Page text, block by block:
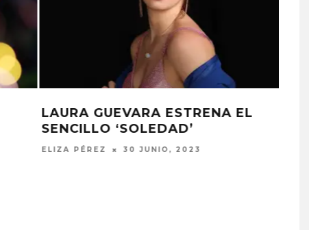
LAURA GUEVARA ESTRENA EL
TEMA ‘ME ESTORBAS’
ELIZA PÉREZ 24 MAYO, 2023